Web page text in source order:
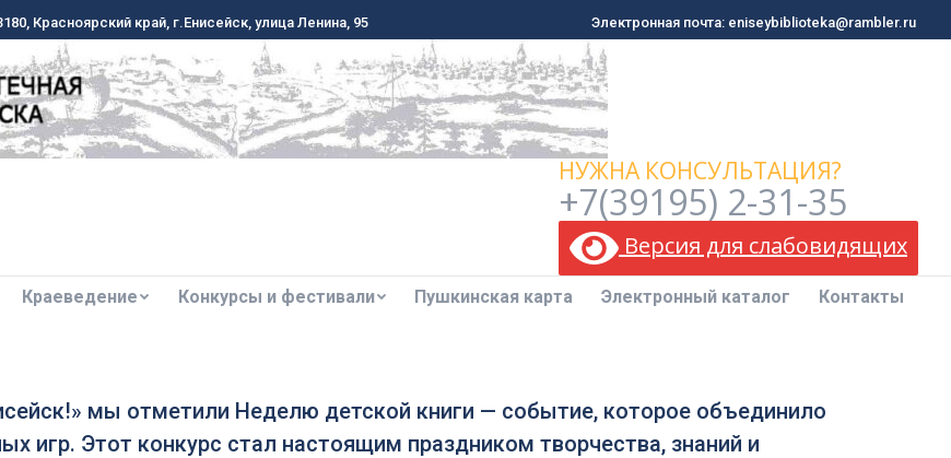
Красноярский край, г.Енисейск, улица Ленина, 95 Электронная почта: eniseybiblioteka@rambler.ru
НУЖНА КОНСУЛЬТАЦИЯ?
+7(39195) 2-31-35
Версия для слабовидящих
Краеведение Конкурсы и фестивали Пушкинская карта Электронный каталог Контакты
мы отметили Неделю детской книги — событие, которое объединило
игр. Этот конкурс стал настоящим праздником творчества, знаний и
Красноярский край, г.Енисейск, улица Ленина, 95 Электронная почта: eniseybiblioteka@rambler.ru
Краеведение Конкурсы и фестивали Пушкинская карта Электронный каталог